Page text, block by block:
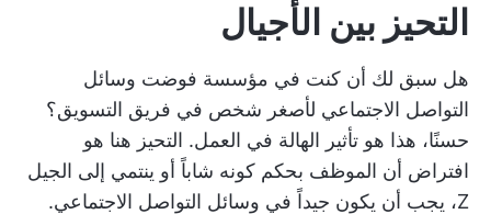
التحيز بين الأجيال
هل سبق لك أن كنت في مؤسسة فوضت وسائل
التواصل الاجتماعي لأصغر شخص في فريق التسويق؟
حسنًا، هذا هو تأثير الهالة في العمل. التحيز هنا هو
افتراض أن الموظف بحكم كونه شاباً أو ينتمي إلى الجيل
Z، يجب أن يكون جيداً في وسائل التواصل الاجتماعي.